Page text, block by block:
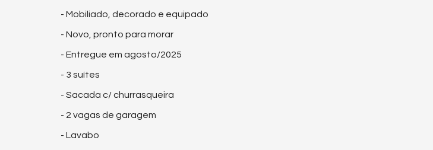
- Mobiliado, decorado e equipado
- Novo, pronto para morar
- Entregue em agosto/2025
- 3 suítes
- Sacada c/ churrasqueira
- 2 vagas de garagem
- Lavabo